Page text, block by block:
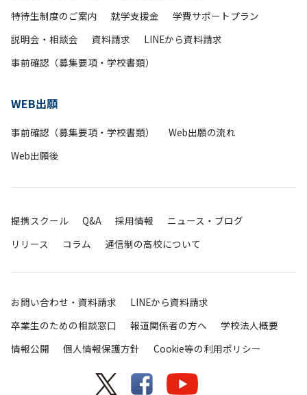
特待生制度のご案内
就学支援金
学費サポートプラン
説明会・相談会
資料請求
LINEから資料請求
事前確認（募集要項・学校書類）
WEB出願
事前確認（募集要項・学校書類）
Web出願の流れ
Web出願後
提携スクール Q&A 採用情報
ニュース・ブログ
リリース
コラム 通信制の高校について
お問い合わせ・資料請求
LINEから資料請求
卒業生のための相談窓口
報道関係者の方へ
学校法人概要
情報公開
個人情報保護方針 Cookie等の利用ポリシー